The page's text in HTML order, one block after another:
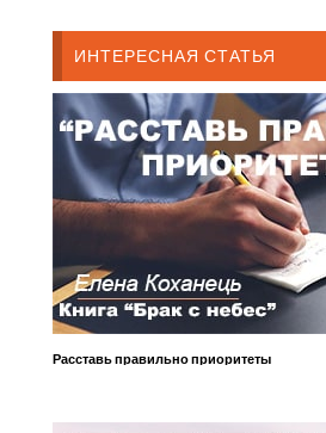
ИНТЕРЕСНАЯ СТАТЬЯ
Расставь правильно приоритеты